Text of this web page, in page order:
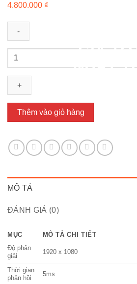
4.800.000 ₫
LCD
P2425HE
(23.8
IPS
FHD
-
5ms
USB-
-
RJ45
)
số
lượng
Thêm vào giỏ hàng
MÔ TẢ
ĐÁNH GIÁ (0)
MỤC
MÔ TẢ CHI TIẾT
Độ phân
giải
1920 x 1080
Thời gian
phản hồi
5ms